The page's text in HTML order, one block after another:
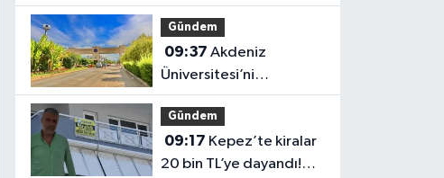
faciaya neden oldu
Gündem
09:37
Üniversitesi’ni
yazacaklar dikkat! Asıl
sınav şimdi başlıyor
Gündem
09:17
20 bin TL’ye dayandı!